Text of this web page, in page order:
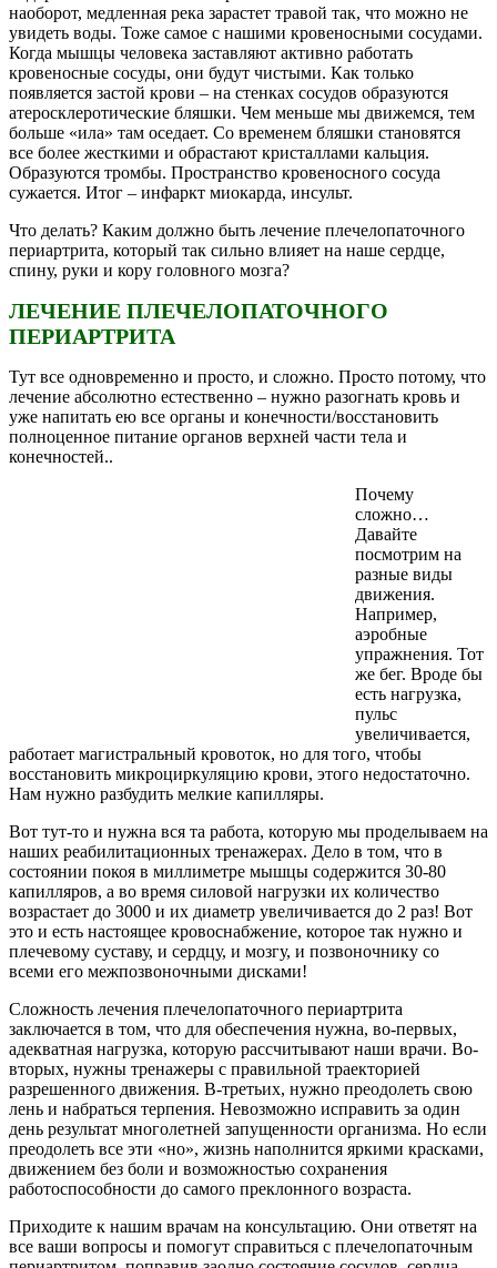
наоборот, медленная река зарастет травой так, что можно не
увидеть воды. Тоже самое с нашими кровеносными сосудами.
Когда мышцы человека заставляют активно работать
кровеносные сосуды, они будут чистыми. Как только
появляется застой крови – на стенках сосудов образуются
атеросклеротические бляшки. Чем меньше мы движемся, тем
больше «ила» там оседает. Со временем бляшки становятся
все более жесткими и обрастают кристаллами кальция.
Образуются тромбы. Пространство кровеносного сосуда
сужается. Итог – инфаркт миокарда, инсульт.
Что делать? Каким должно быть лечение плечелопаточного
периартрита, который так сильно влияет на наше сердце,
спину, руки и кору головного мозга?
ЛЕЧЕНИЕ ПЛЕЧЕЛОПАТОЧНОГО
ПЕРИАРТРИТА
Тут все одновременно и просто, и сложно. Просто потому, что
лечение абсолютно естественно – нужно разогнать кровь и
уже напитать ею все органы и конечности/восстановить
полноценное питание органов верхней части тела и
конечностей..
Почему
сложно…
Давайте
посмотрим на
разные виды
движения.
Например,
аэробные
упражнения. Тот
же бег. Вроде бы
есть нагрузка,
пульс
увеличивается,
работает магистральный кровоток, но для того, чтобы
восстановить микроциркуляцию крови, этого недостаточно.
Нам нужно разбудить мелкие капилляры.
Вот тут-то и нужна вся та работа, которую мы проделываем на
наших реабилитационных тренажерах. Дело в том, что в
состоянии покоя в миллиметре мышцы содержится 30-80
капилляров, а во время силовой нагрузки их количество
возрастает до 3000 и их диаметр увеличивается до 2 раз! Вот
это и есть настоящее кровоснабжение, которое так нужно и
плечевому суставу, и сердцу, и мозгу, и позвоночнику со
всеми его межпозвоночными дисками!
Сложность лечения плечелопаточного периартрита
заключается в том, что для обеспечения нужна, во-первых,
адекватная нагрузка, которую рассчитывают наши врачи. Во-
вторых, нужны тренажеры с правильной траекторией
разрешенного движения. В-третьих, нужно преодолеть свою
лень и набраться терпения. Невозможно исправить за один
день результат многолетней запущенности организма. Но если
преодолеть все эти «но», жизнь наполнится яркими красками,
движением без боли и возможностью сохранения
работоспособности до самого преклонного возраста.
Приходите к нашим врачам на консультацию. Они ответят на
все ваши вопросы и помогут справиться с плечелопаточным